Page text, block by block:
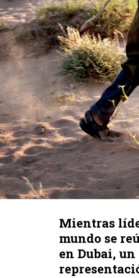
Mientras
mundo se
en Dubai,